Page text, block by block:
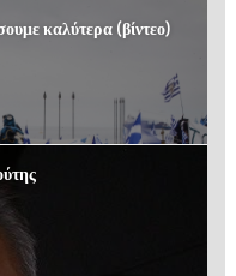
καλύτερα (βίντεο)